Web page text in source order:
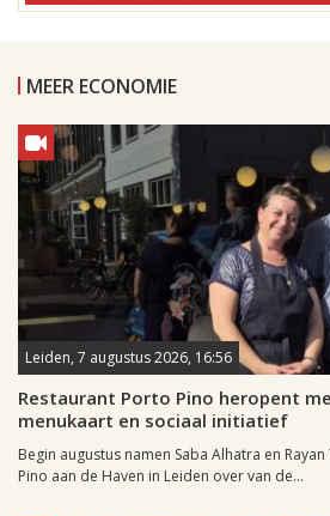
MEER ECONOMIE
Leiden, 7 augustus 2026, 16:56
Restaurant Porto Pino heropent
menukaart en sociaal initiatief
Begin augustus namen Saba Alhatra en
Pino aan de Haven in Leiden over van de...